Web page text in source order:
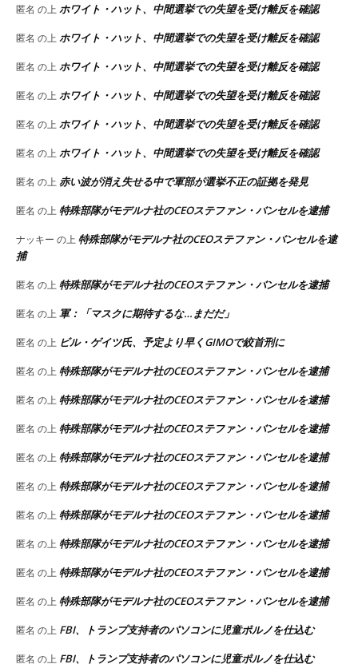
匿名 の上 ホワイト・ハット、中間選挙での失望を受け離反を確認
匿名 の上 ホワイト・ハット、中間選挙での失望を受け離反を確認
匿名 の上 ホワイト・ハット、中間選挙での失望を受け離反を確認
匿名 の上 ホワイト・ハット、中間選挙での失望を受け離反を確認
匿名 の上 ホワイト・ハット、中間選挙での失望を受け離反を確認
匿名 の上 ホワイト・ハット、中間選挙での失望を受け離反を確認
匿名 の上 赤い波が消え失せる中で軍部が選挙不正の証拠を発見
匿名 の上 特殊部隊がモデルナ社のCEOステファン・バンセルを逮捕
ナッキー の上 特殊部隊がモデルナ社のCEOステファン・バンセルを逮
捕
匿名 の上 特殊部隊がモデルナ社のCEOステファン・バンセルを逮捕
匿名 の上 軍：「マスクに期待するな…まだだ」
匿名 の上 ビル・ゲイツ氏、予定より早くGIMOで絞首刑に
匿名 の上 特殊部隊がモデルナ社のCEOステファン・バンセルを逮捕
匿名 の上 特殊部隊がモデルナ社のCEOステファン・バンセルを逮捕
匿名 の上 特殊部隊がモデルナ社のCEOステファン・バンセルを逮捕
匿名 の上 特殊部隊がモデルナ社のCEOステファン・バンセルを逮捕
匿名 の上 特殊部隊がモデルナ社のCEOステファン・バンセルを逮捕
匿名 の上 特殊部隊がモデルナ社のCEOステファン・バンセルを逮捕
匿名 の上 特殊部隊がモデルナ社のCEOステファン・バンセルを逮捕
匿名 の上 特殊部隊がモデルナ社のCEOステファン・バンセルを逮捕
匿名 の上 特殊部隊がモデルナ社のCEOステファン・バンセルを逮捕
匿名 の上 FBI、トランプ支持者のパソコンに児童ポルノを仕込む
匿名 の上 FBI、トランプ支持者のパソコンに児童ポルノを仕込む